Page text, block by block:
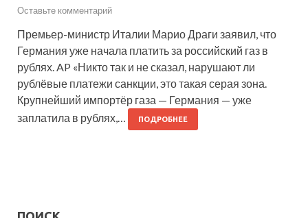
Оставьте комментарий
Премьер-министр Италии Марио Драги заявил, что
Германия уже начала платить за российский газ в
рублях. AP «Никто так и не сказал, нарушают ли
рублёвые платежи санкции, это такая серая зона.
Крупнейший импортёр газа — Германия — уже
заплатила в рублях,…
ПОДРОБНЕЕ